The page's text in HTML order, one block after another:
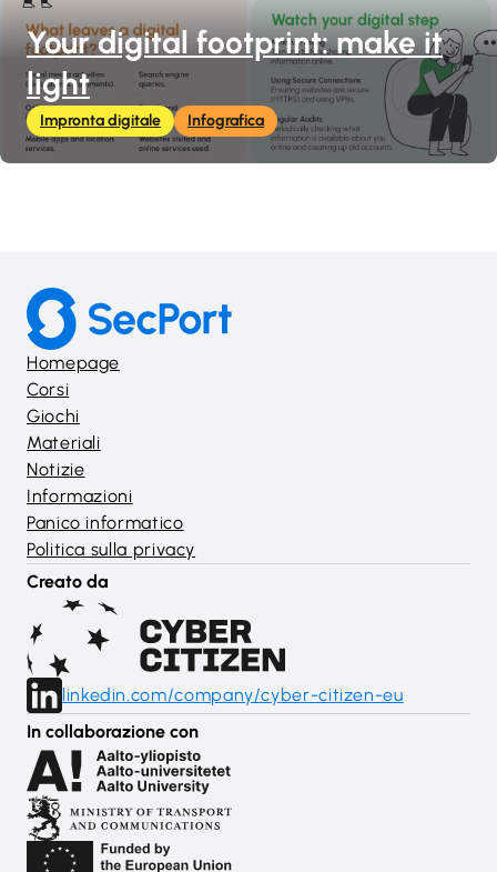
Your digital footprint: make it
light
Impronta digitale Infografica
Homepage
Corsi
Giochi
Materiali
Notizie
Informazioni
Panico informatico
Politica sulla privacy
Creato da
linkedin.com/company/cyber-citizen-eu
In collaborazione con